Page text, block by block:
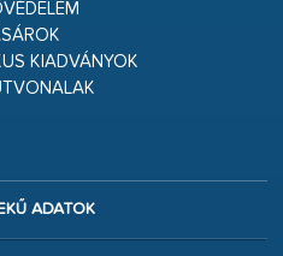
KIADVÁNYOK
ADATOK